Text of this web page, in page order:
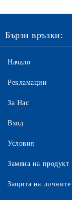
Бързи връзки:
Начало
Рекламации
За Нас
Вход
Условия
Замяна на продукт
Защита на